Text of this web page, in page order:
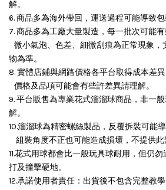
解。
6. 商品多為海外帶回，運送過程可能導致包
7. 商品多為工廠大量製造，每一批次可能有
微小氣泡、色差、細微刮痕為正常現象
物為準。
8. 實體店鋪與網路價格各平台取得成本差異
價格及品項可能會有些許差異請理解。
9. 平台販售為專業花式溜溜球商品，非一
解。
10.溜溜球為精密螺絲製品，反覆拆裝可能
組裝角度不正也可能造成損壞， 不提供此
11.花式用球都會比一般玩具球耐用，但仍
打及撞擊硬地。
12.承諾使用者責任：出貨後不包含完整教